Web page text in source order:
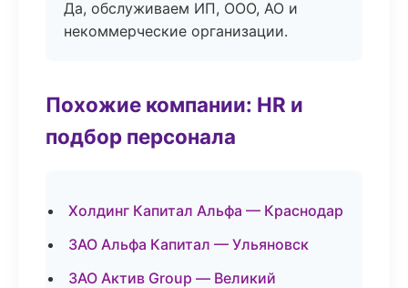
Да, обслуживаем ИП, ООО, АО и
некоммерческие организации.
Похожие компании: HR и
подбор персонала
Холдинг Капитал Альфа — Краснодар
ЗАО Альфа Капитал — Ульяновск
ЗАО Актив Group — Великий